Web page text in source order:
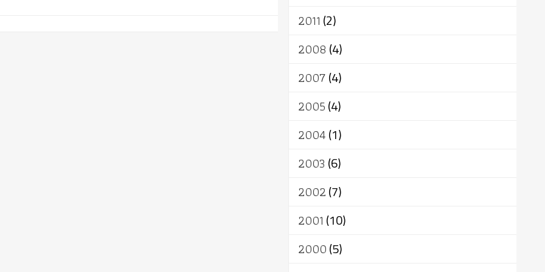
2011 (2)
2008 (4)
2007(4)
2005(4)
2004(1)
2003 (6)
2002(7)
2001 (10)
2000(5)